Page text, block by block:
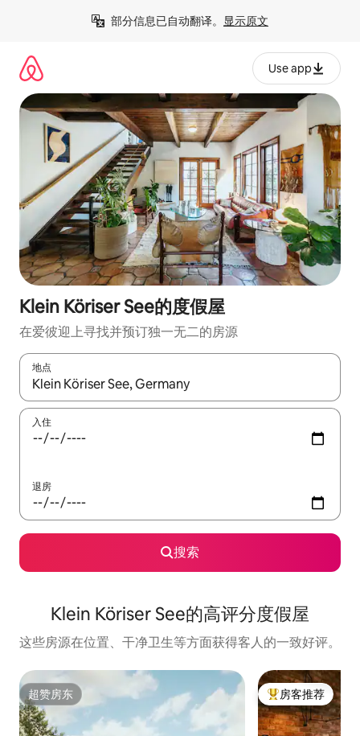
部分信息已自动翻译。 显示原文
Use app
Klein Köriser See的度假屋
在爱彼迎上寻找并预订独一无二的房源
地点
如有搜索结果，请使用上下方向键查看，或通过点击或滑动手势
入住
退房
搜索
Klein Köriser See的高评分度假屋
这些房源在位置、干净卫生等方面获得客人的一致好评。
超赞房东
超赞房东 热门「房客推荐」
房客推荐